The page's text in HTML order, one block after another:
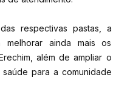
respectivas pastas, a
ainda mais os
além de ampliar o
para a comunidade